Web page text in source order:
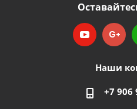
Наши
+7 906